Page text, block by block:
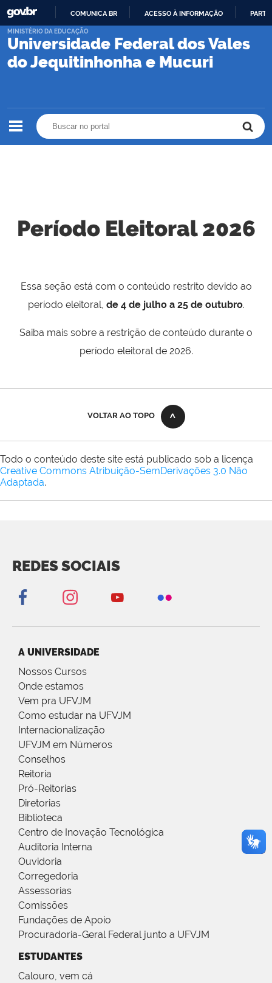
PARA
CONTEÚDO
COMUNICA BR ACESSO À INFORMAÇÃO
Universidade Federal dos Vales
do Jequitinhonha e Mucuri
MINISTÉRIO DA EDUCAÇÃO
Período Eleitoral 2026
Essa seção está com o conteúdo restrito devido ao
período eleitoral, de 4 de julho a 25 de outubro.
Saiba mais sobre a restrição de conteúdo durante o
período eleitoral de 2026.
VOLTAR AO TOPO
Todo o conteúdo deste site está publicado sob a licença
Creative Commons Atribuição-SemDerivações 3.0 Não
Adaptada.
REDES SOCIAIS
A UNIVERSIDADE
Nossos Cursos
Onde estamos
Vem pra UFVJM
Como estudar na UFVJM
Internacionalização
UFVJM em Números
Conselhos
Reitoria
Pró-Reitorias
Diretorias
Biblioteca
Centro de Inovação Tecnológica
Auditoria Interna
Ouvidoria
Corregedoria
Assessorias
Comissões
Fundações de Apoio
Procuradoria-Geral Federal junto a UFVJM
ESTUDANTES
Calouro, vem cá